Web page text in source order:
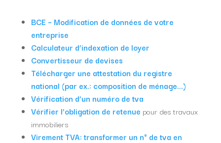
BCE – Modification de données de votre
entreprise
Calculateur d’indexation de loyer
Convertisseur de devises
Télécharger une attestation du registre
national (par ex.: composition de ménage…)
Vérification d’un numéro de tva
Vérifier l’obligation de retenue pour des travaux
immobiliers
Virement TVA: transformer un n° de tva en